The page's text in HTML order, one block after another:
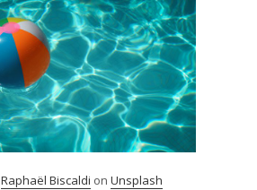
Raphaël Biscaldi on Unsplash